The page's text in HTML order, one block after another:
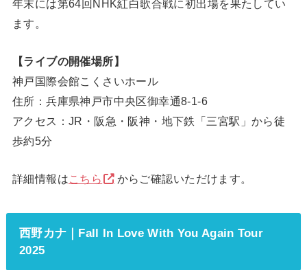
年末には第64回NHK紅白歌合戦に初出場を果たしてい
ます。
【ライブの開催場所】
神戸国際会館こくさいホール
住所：兵庫県神戸市中央区御幸通8-1-6
アクセス：JR・阪急・阪神・地下鉄「三宮駅」から徒
歩約5分
詳細情報はこちら からご確認いただけます。
西野カナ｜Fall In Love With You Again Tour
2025